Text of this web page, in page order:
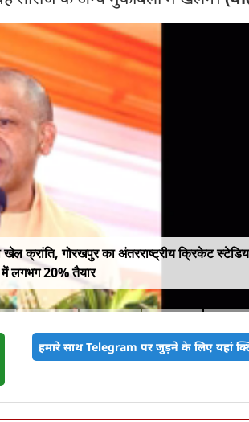
खेल क्रांति, गोरखपुर का अंतरराष्ट्रीय क्रिकेट
में लगभग 20% तैयार
हमारे साथ Telegram पर जुड़ने के लिए यहां